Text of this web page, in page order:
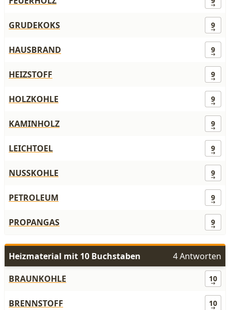
GRUDEKOKS 9
HAUSBRAND 9
HEIZSTOFF 9
HOLZKOHLE 9
KAMINHOLZ 9
LEICHTOEL 9
NUSSKOHLE 9
PETROLEUM 9
PROPANGAS 9
Heizmaterial mit 10 Buchstaben
4 Antworten
BRAUNKOHLE
10
BRENNSTOFF 10